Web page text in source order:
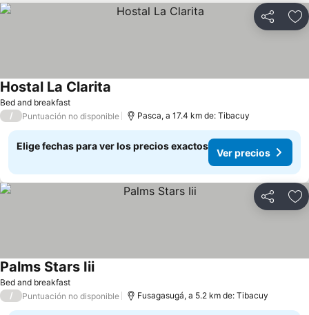
Compartir
Bed and breakfast
Hostal La Clarita
/ Puntuación no disponible Pasca, a 17.4 km de: Tibacuy
Elige fechas para ver los precios exactos
Ver precios
Compartir
Bed and breakfast
Palms Stars Iii
/ Puntuación no disponible Fusagasugá, a 5.2 km de: Tibacuy